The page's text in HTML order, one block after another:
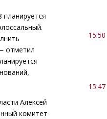
отметил
Алексей
комитет
15:50
15:47